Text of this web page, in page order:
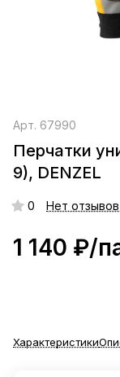
Арт. 67990
Перчатки
9), DENZEL
0 Нет отзывов
1 140 ₽/
Характеристики